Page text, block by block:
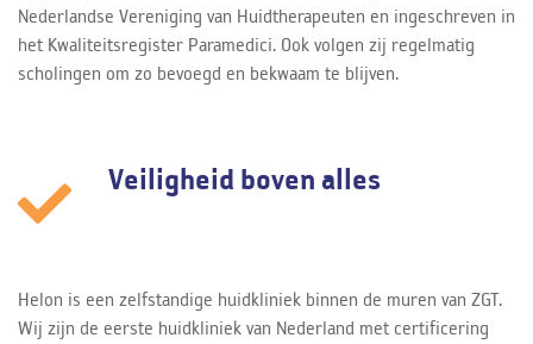
Nederlandse Vereniging van Huidtherapeuten en ingeschreven in
het Kwaliteitsregister Paramedici. Ook volgen zij regelmatig
scholingen om zo bevoegd en bekwaam te blijven.
Veiligheid boven alles
Helon is een zelfstandige huidkliniek binnen de muren van ZGT.
Wij zijn de eerste huidkliniek van Nederland met certificering